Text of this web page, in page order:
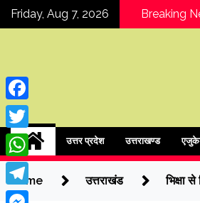
SkipFriday, Aug 7, 2026 Breaking
COER विश्वविद्यालय में हरेला पर्व पर
वृक्षारोपण एवं वाद-विवाद प्रतियोगिता
ipressindia
उत्तर प्रदेश उत्तराखण्ड
Home उत्तराखंड भिक्षा
Facebook
Twitter
WhatsApp
Telegram